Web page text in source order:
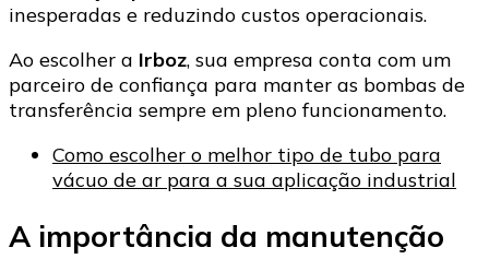
inesperadas e reduzindo custos operacionais.
Ao escolher a Irboz, sua empresa conta com um
parceiro de confiança para manter as bombas de
transferência sempre em pleno funcionamento.
Como escolher o melhor tipo de tubo para
vácuo de ar para a sua aplicação industrial
A importância da manutenção